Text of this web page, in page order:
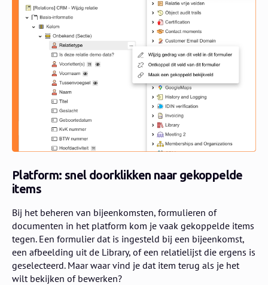
Platform: snel doorklikken naar gekoppelde
items
Bij het beheren van bijeenkomsten, formulieren of
documenten in het platform kom je vaak gekoppelde items
tegen. Een formulier dat is ingesteld bij een bijeenkomst,
een afbeelding uit de Library, of een relatielijst die ergens is
geselecteerd. Maar waar vind je dat item terug als je het
wilt bekijken of bewerken?